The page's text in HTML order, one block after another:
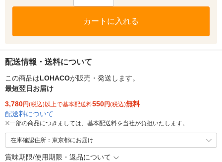
カートに入れる
配送情報・送料について
この商品はLOHACOが販売・発送します。
最短翌日お届け
3,780円(税込)以上で基本配送料550円(税込)無料
配送料について
※一部の商品につきましては、基本配送料を当社が負担いたします。
在庫確認住所：東京都にお届け
賞味期限/使用期限・返品について